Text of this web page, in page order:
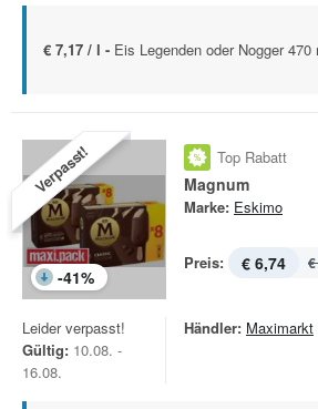
€ 7,17 / l - Eis Legenden oder Nogger 470
Verpasst!
-41%
Top Rabatt
Magnum
Marke: Eskimo
Preis: € 6,74
Leider verpasst!
Gültig: 10.08. -
16.08.
Händler: Maximarkt